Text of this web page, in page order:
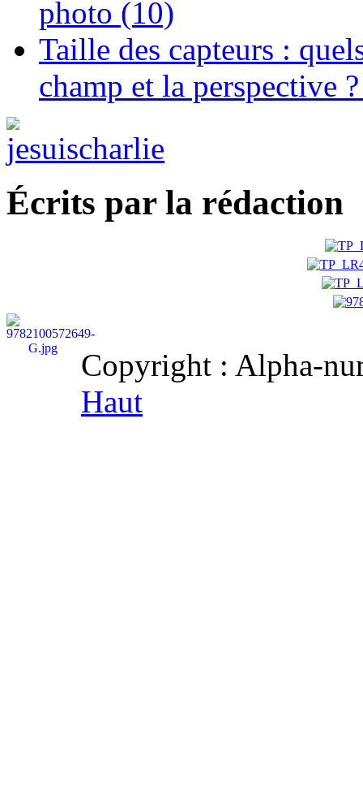
photo (10)
Taille des capteurs :
champ et la perspective
Écrits par la rédaction
Copyright : Alpha-
Haut